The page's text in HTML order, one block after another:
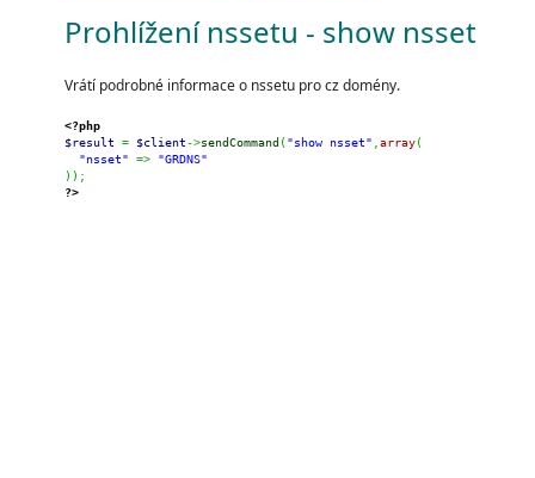
Prohlížení nssetu - show nsset
Vrátí podrobné informace o nssetu pro cz domény.
<?php
$result
= $client->sendCommand ("show nsset" array(
"nsset"
=>
"GRDNS"
) ) ;
?>